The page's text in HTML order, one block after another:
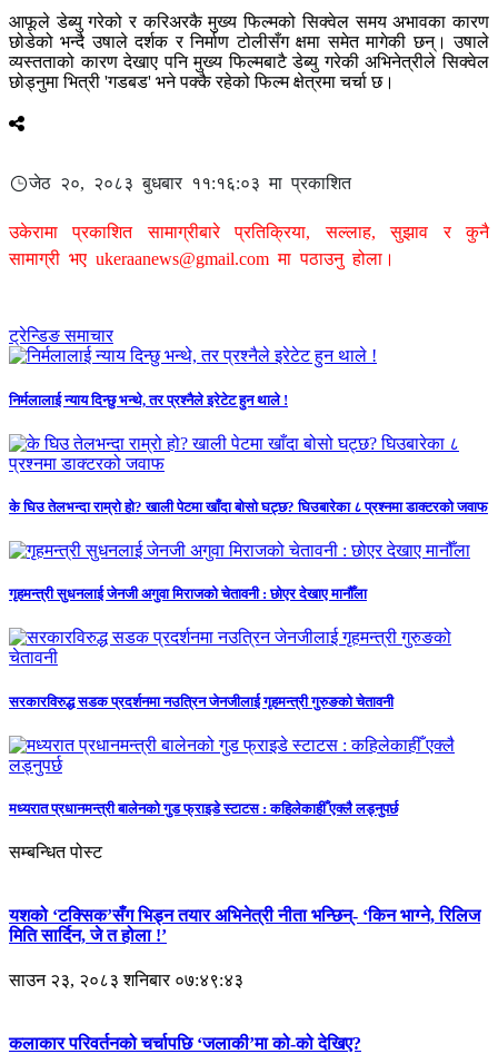
आफूले डेब्यु गरेको र करिअरकै मुख्य फिल्मको सिक्वेल समय अभावका कारण
छोडेको भन्दै उषाले दर्शक र निर्माण टोलीसँग क्षमा समेत मागेकी छन्। उषाले
व्यस्तताको कारण देखाए पनि मुख्य फिल्मबाटै डेब्यु गरेकी अभिनेत्रीले सिक्वेल
छोड्नुमा भित्री 'गडबड' भने पक्कै रहेको फिल्म क्षेत्रमा चर्चा छ।
जेठ २०, २०८३ बुधबार ११:१६:०३ मा प्रकाशित
उकेरामा प्रकाशित सामाग्रीबारे प्रतिक्रिया, सल्लाह, सुझाव र कुनै
सामाग्री भए ukeraanews@gmail.com मा पठाउनु होला।
ट्रेन्डिङ समाचार
निर्मलालाई न्याय दिन्छु भन्थे, तर प्रश्नैले इरेटेट हुन थाले !
के घिउ तेलभन्दा राम्रो हो? खाली पेटमा खाँदा बोसो घट्छ? घिउबारेका ८ प्रश्नमा डाक्टरको जवाफ
गृहमन्त्री सुधनलाई जेनजी अगुवा मिराजको चेतावनी : छोएर देखाए मानौँला
सरकारविरुद्ध सडक प्रदर्शनमा नउत्रिन जेनजीलाई गृहमन्त्री गुरुङको चेतावनी
मध्यरात प्रधानमन्त्री बालेनको गुड फ्राइडे स्टाटस : कहिलेकाहीँ एक्लै लड्नुपर्छ
सम्बन्धित पोस्ट
यशको ‘टक्सिक’सँग भिड्न तयार अभिनेत्री नीता भन्छिन्- ‘किन भाग्ने, रिलिज
मिति सार्दिन, जे त होला !’
साउन २३, २०८३ शनिबार ०७:४९:४३
कलाकार परिवर्तनको चर्चापछि ‘जलाकी’मा को-को देखिए?